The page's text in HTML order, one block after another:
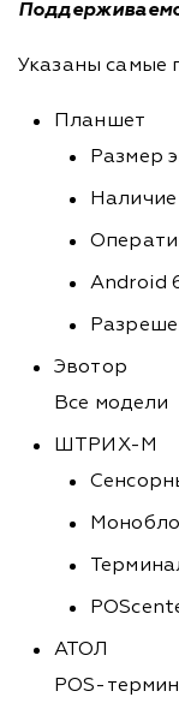
Указаны самые
Планшет
Размер
Android
Эвотор
Все модели
ШТРИХ-М
АТОЛ
POS-